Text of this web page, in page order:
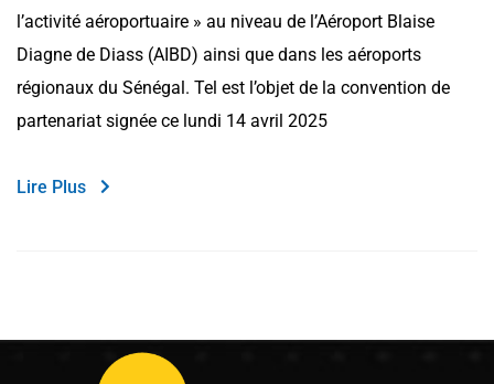
l’activité aéroportuaire » au niveau de l’Aéroport Blaise
Diagne de Diass (AIBD) ainsi que dans les aéroports
régionaux du Sénégal. Tel est l’objet de la convention de
partenariat signée ce lundi 14 avril 2025
Lire Plus